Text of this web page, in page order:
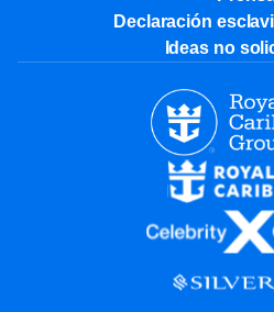
Declaración
Ideas no